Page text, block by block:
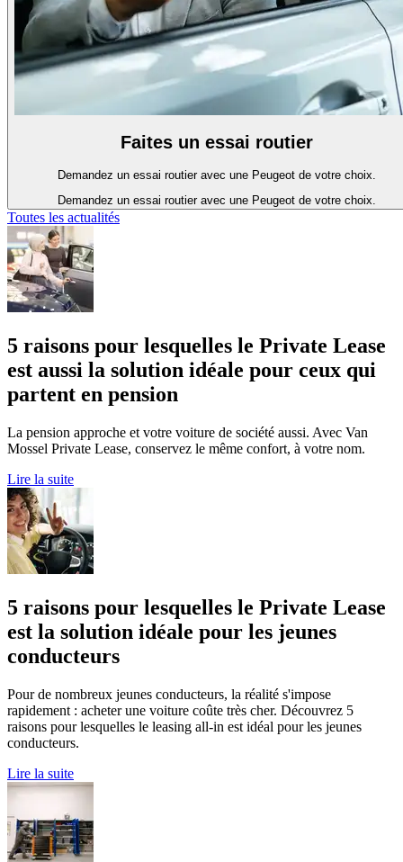
Faites un essai routier
Demandez un essai routier avec une Peugeot de votre choix.
Demandez un essai routier avec une Peugeot de votre choix.
Toutes les actualités
5 raisons pour lesquelles le Private Lease
est aussi la solution idéale pour ceux qui
partent en pension
La pension approche et votre voiture de société aussi. Avec Van
Mossel Private Lease, conservez le même confort, à votre nom.
Lire la suite
5 raisons pour lesquelles le Private Lease
est la solution idéale pour les jeunes
conducteurs
Pour de nombreux jeunes conducteurs, la réalité s'impose
rapidement : acheter une voiture coûte très cher. Découvrez 5
raisons pour lesquelles le leasing all-in est idéal pour les jeunes
conducteurs.
Lire la suite